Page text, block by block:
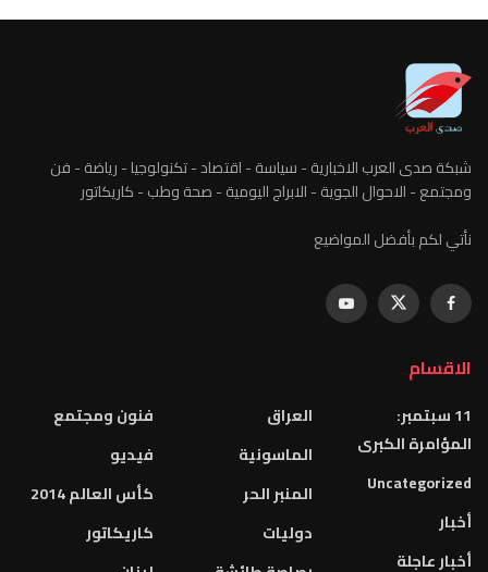
شبكة صدى العرب الاخبارية - سياسة - اقتصاد - تكنولوجيا - رياضة - فن
ومجتمع - الاحوال الجوية - الابراج اليومية - صحة وطب - كاريكاتور
نأتي لكم بأفضل المواضيع
الاقسام
11 سبتمبر:
المؤامرة الكبرى
Uncategorized
أخبار
أخبار عاجلة
العراق
الماسونية
المنبر الحر
دوليات
فنون ومجتمع
فيديو
كأس العالم 2014
كاريكاتور